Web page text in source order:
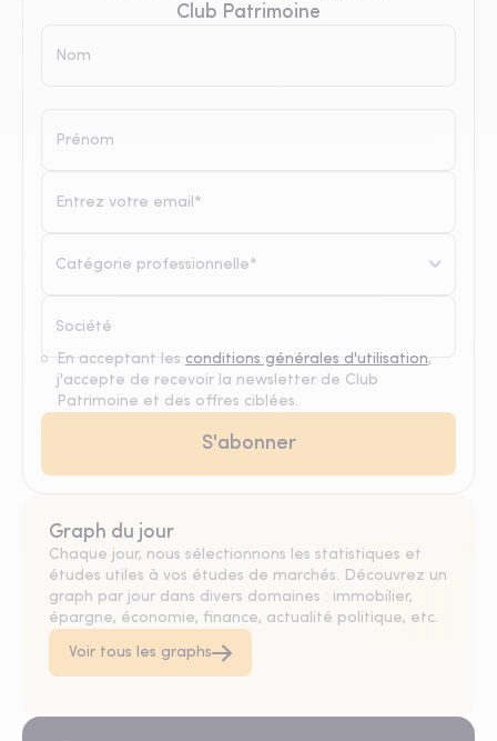
Club Patrimoine
Catégorie professionnelle*
En acceptant les conditions générales d'utilisation,
j'accepte de recevoir la newsletter de Club
Patrimoine et des offres ciblées.
Graph du jour
Chaque jour, nous sélectionnons les statistiques et
études utiles à vos études de marchés. Découvrez un
graph par jour dans divers domaines : immobilier,
épargne, économie, finance, actualité politique, etc.
Voir tous les graphs